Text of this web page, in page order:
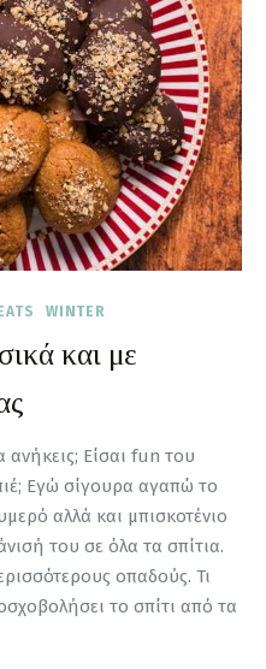
WINTER
και με
Είσαι fun του
Εγώ σίγουρα αγαπώ το
αλλά και μπισκοτένιο
του σε όλα τα σπίτια.
οπαδούς. Τι
το σπίτι από τα